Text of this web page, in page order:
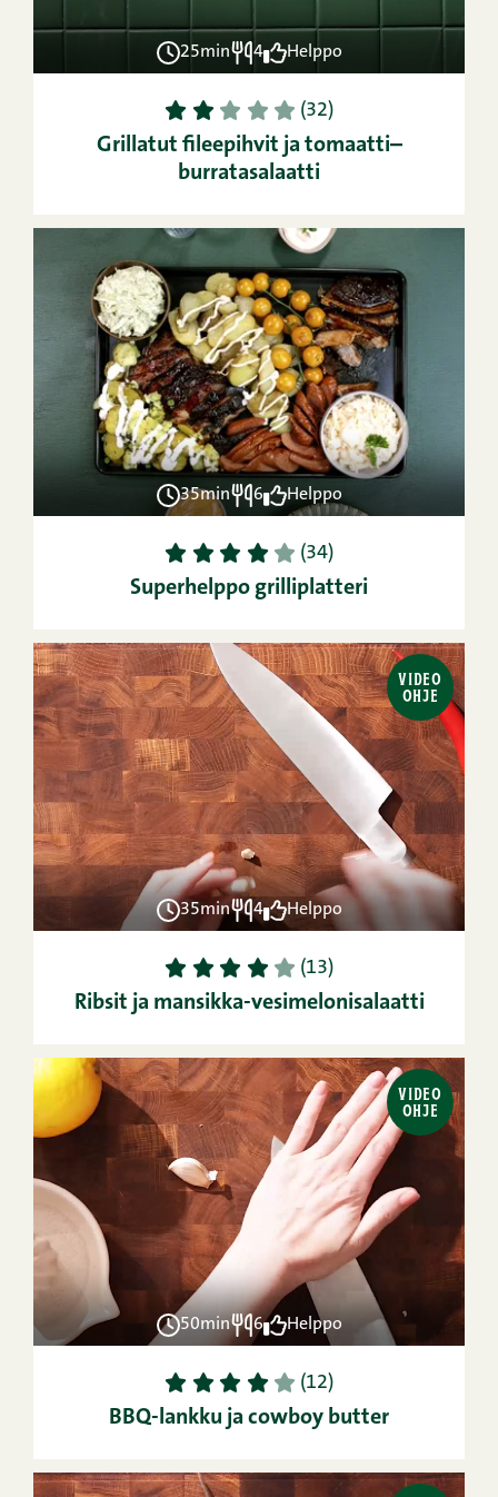
25min 4 Helppo
1 2 3 4 5 (32)
Grillatut fileepihvit ja tomaatti–
burratasalaatti
35min 6 Helppo
1 2 3 4 5 (34)
Superhelppo grilliplatteri
VIDEO
OHJE
35min 4 Helppo
1 2 3 4 5 (13)
Ribsit ja mansikka-vesimelonisalaatti
VIDEO
OHJE
50min 6 Helppo
1 2 3 4 5 (12)
BBQ-lankku ja cowboy butter